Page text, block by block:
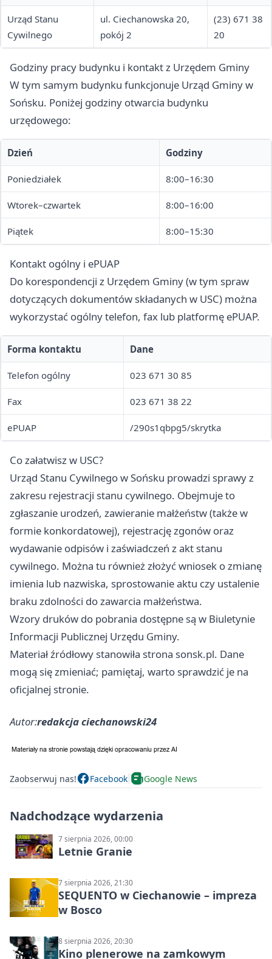
Urząd Stanu
Cywilnego
ul. Ciechanowska 20,
pokój 2
(23) 671 38
20
Godziny pracy budynku i kontakt z Urzędem Gminy
W tym samym budynku funkcjonuje Urząd Gminy w
Sońsku. Poniżej godziny otwarcia budynku
urzędowego:
Dzień Godziny
Poniedziałek 8:00–16:30
Wtorek–czwartek 8:00–16:00
Piątek 8:00–15:30
Kontakt ogólny i ePUAP
Do korespondencji z Urzędem Gminy (w tym spraw
dotyczących dokumentów składanych w USC) można
wykorzystać ogólny telefon, fax lub platformę ePUAP.
Forma kontaktu Dane
Telefon ogólny 023 671 30 85
Fax 023 671 38 22
ePUAP /290s1qbpg5/skrytka
Co załatwisz w USC?
Urząd Stanu Cywilnego w Sońsku prowadzi sprawy z
zakresu rejestracji stanu cywilnego. Obejmuje to
zgłaszanie urodzeń, zawieranie małżeństw (także w
formie konkordatowej), rejestrację zgonów oraz
wydawanie odpisów i zaświadczeń z akt stanu
cywilnego. Można tu również złożyć wniosek o zmianę
imienia lub nazwiska, sprostowanie aktu czy ustalenie
braku zdolności do zawarcia małżeństwa.
Wzory druków do pobrania dostępne są w Biuletynie
Informacji Publicznej Urzędu Gminy.
Materiał źródłowy stanowiła strona sonsk.pl. Dane
mogą się zmieniać; pamiętaj, warto sprawdzić je na
oficjalnej stronie.
Autor:redakcja ciechanowski24
Zaobserwuj nas! Facebook Google News
Nadchodzące wydarzenia
7 sierpnia 2026, 00:00
Letnie Granie
7 sierpnia 2026, 21:30
SEQUENTO w Ciechanowie – impreza
w Bosco
8 sierpnia 2026, 20:30
Kino plenerowe na zamkowym